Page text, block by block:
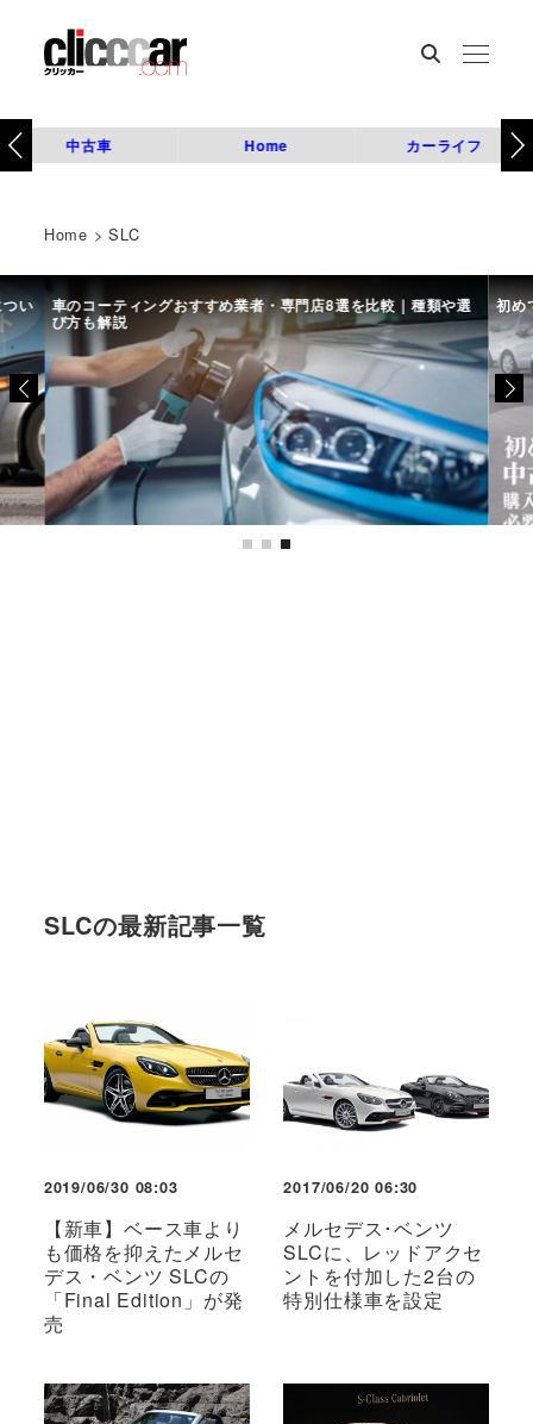
中古車 Home カーライフ
Home >SLC
い 車のコーティングおすすめ業者・専門店8選を比較｜種類や選
び方も解説
初め
SLCの最新記事一覧
2019/06/30 08:03
【新車】ベース車より
も価格を抑えたメルセ
デス・ベンツ SLCの
「Final Edition」が発
売
2017/06/20 06:30
メルセデス･ベンツ
SLCに、レッドアクセ
ントを付加した2台の
特別仕様車を設定